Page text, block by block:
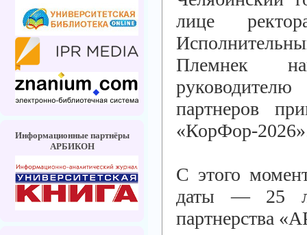
Информационные партнёры
АРБИКОН
лице
Племнек
партнеров
«КорФор-
С этого
даты — 25
партнерства